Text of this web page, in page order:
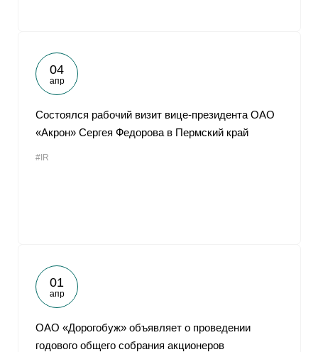
04
апр
Cостоялся рабочий визит вице-президента ОАО
«Акрон» Сергея Федорова в Пермский край
#IR
01
апр
ОАО «Дорогобуж» объявляет о проведении
годового общего собрания акционеров